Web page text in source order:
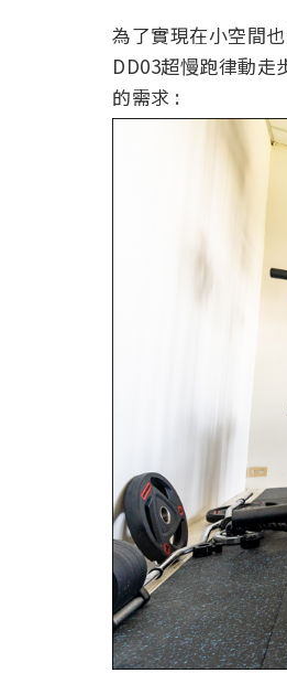
為了實現在小空間
DD03超慢跑律動走
的需求 :